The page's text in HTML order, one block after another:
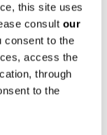
this site uses
consult our
to the
access the
through
to the